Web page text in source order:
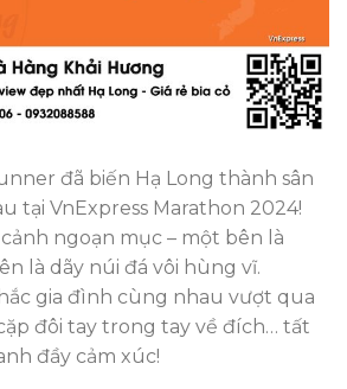
đã biến Hạ Long thành sân
tại VnExpress Marathon 2024!
ngoạn mục – một bên là
là dãy núi đá vôi hùng vĩ.
gia đình cùng nhau vượt qua
đôi tay trong tay về đích… tất
đầy cảm xúc!